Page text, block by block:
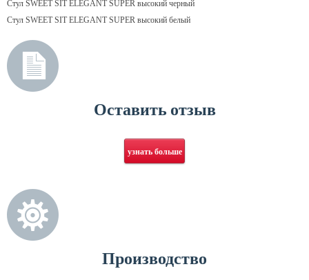
Стул SWEET SIT ELEGANT SUPER высокий черный
Стул SWEET SIT ELEGANT SUPER высокий белый
Оставить отзыв
узнать больше
Производство